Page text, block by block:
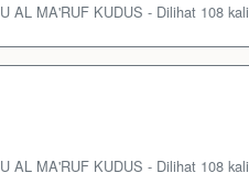
AL MA'RUF KUDUS - Dilihat 108 kali
AL MA'RUF KUDUS - Dilihat 108 kali